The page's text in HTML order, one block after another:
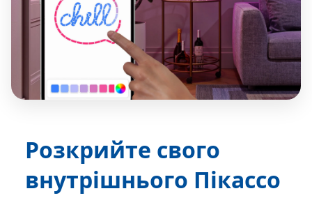
Розкрийте свого
внутрішнього Пікассо